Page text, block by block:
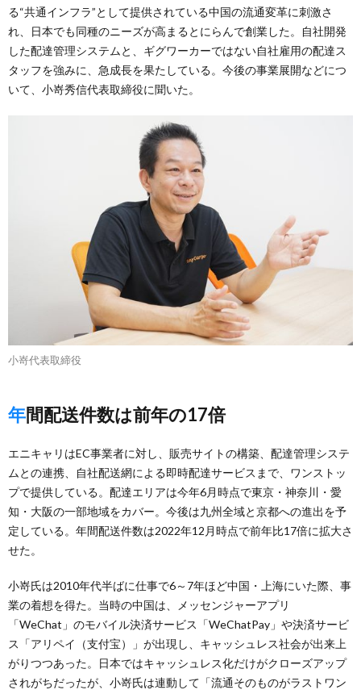
る“共通インフラ”として提供されている中国の流通変革に刺激さ
れ、日本でも同種のニーズが高まるとにらんで創業した。自社開発
した配達管理システムと、ギグワーカーではない自社雇用の配達ス
タッフを強みに、急成長を果たしている。今後の事業展開などにつ
いて、小嵜秀信代表取締役に聞いた。
小嵜代表取締役
年間配送件数は前年の17倍
エニキャリはEC事業者に対し、販売サイトの構築、配達管理システ
ムとの連携、自社配送網による即時配達サービスまで、ワンストッ
プで提供している。配達エリアは今年6月時点で東京・神奈川・愛
知・大阪の一部地域をカバー。今後は九州全域と京都への進出を予
定している。年間配送件数は2022年12月時点で前年比17倍に拡大さ
せた。
小嵜氏は2010年代半ばに仕事で6～7年ほど中国・上海にいた際、事
業の着想を得た。当時の中国は、メッセンジャーアプリ
「WeChat」のモバイル決済サービス「WeChatPay」や決済サービ
ス「アリペイ（支付宝）」が出現し、キャッシュレス社会が出来上
がりつつあった。日本ではキャッシュレス化だけがクローズアップ
されがちだったが、小嵜氏は連動して「流通そのものがラストワン